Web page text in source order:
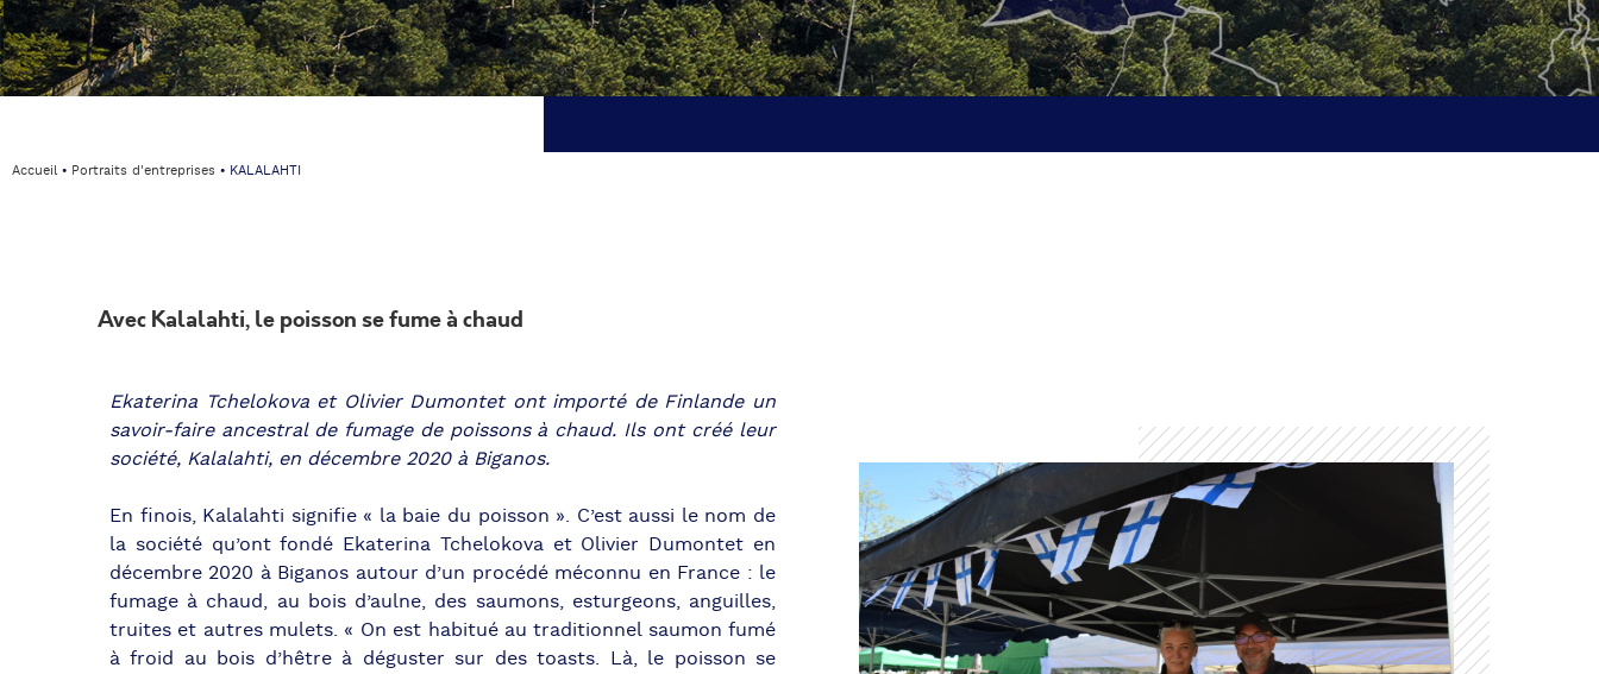
Accueil⦁ Portraits d'entreprises ⦁ KALALAHTI
Avec Kalalahti, le poisson se fume à chaud
Ekaterina Tchelokova et Olivier Dumontet ont importé de Finlande un
savoir-faire ancestral de fumage de poissons à chaud. Ils ont créé leur
société, Kalalahti, en décembre 2020 à Biganos.
En finois, Kalalahti signifie « la baie du poisson ». C’est aussi le nom de
la société qu’ont fondé Ekaterina Tchelokova et Olivier Dumontet en
décembre 2020 à Biganos autour d’un procédé méconnu en France : le
fumage à chaud, au bois d’aulne, des saumons, esturgeons, anguilles,
truites et autres mulets. « On est habitué au traditionnel saumon fumé
à froid au bois d’hêtre à déguster sur des toasts. Là, le poisson se